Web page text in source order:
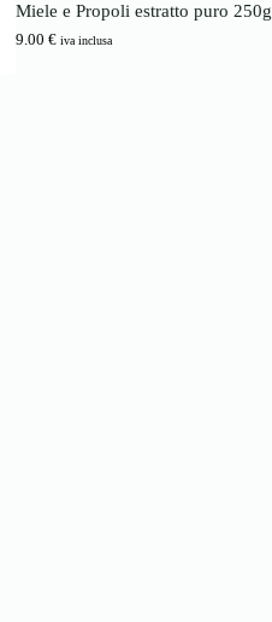
€a
z
Miele e Propoli estratto puro 250g
9.00 € iva inclusa